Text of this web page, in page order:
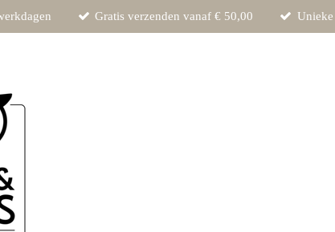
Gratis verzenden vanaf € 50,00